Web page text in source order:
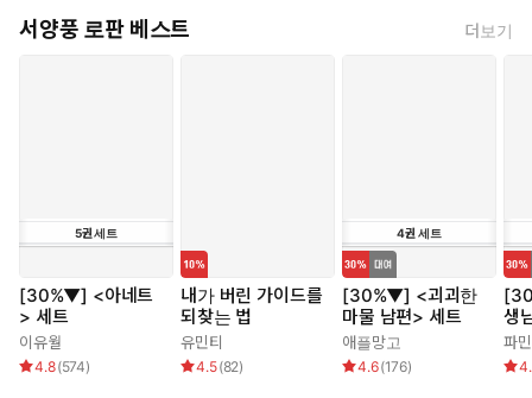
서양풍 로판 베스트 더보기
5권세트
[30%▼] <아네트
> 세트
이유월
4.8(574)
내가 버린 가이드를
되찾는 법
유민티
4.5(82)
4권세트
[30%▼] <괴괴한
마물 남편> 세트
애플망고
4.6(176)
생
파